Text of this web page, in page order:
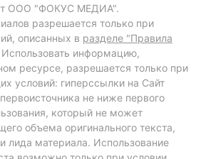
ООО "ФОКУС МЕДИА".
разрешается только при
описанных в разделе "Правила
Использовать информацию,
ресурсе, разрешается только при
условий: гиперссылки на Сайт
не ниже первого
который не может
объема оригинального текста,
лида материала. Использование